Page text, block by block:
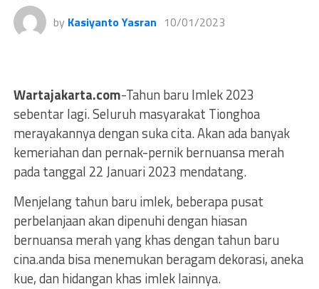
by Kasiyanto Yasran 10/01/2023
Wartajakarta.com-Tahun baru Imlek 2023
sebentar lagi. Seluruh masyarakat Tionghoa
merayakannya dengan suka cita. Akan ada banyak
kemeriahan dan pernak-pernik bernuansa merah
pada tanggal 22 Januari 2023 mendatang.
Menjelang tahun baru imlek, beberapa pusat
perbelanjaan akan dipenuhi dengan hiasan
bernuansa merah yang khas dengan tahun baru
cina.anda bisa menemukan beragam dekorasi, aneka
kue, dan hidangan khas imlek lainnya.